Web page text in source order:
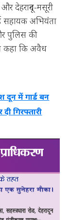
देहरादून-मसूरी
सहायक अभियंता
पुलिस की
कहा कि अवैध
दून में गार्ड बन
गिरफ्तारी